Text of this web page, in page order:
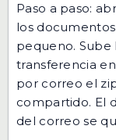
Paso a paso:
los
pequeno. Sube
transferencia
por correo el
compartido. El
del correo se